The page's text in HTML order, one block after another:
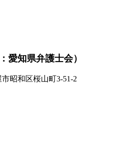
愛知県弁護士会）
昭和区桜山町3-51-2